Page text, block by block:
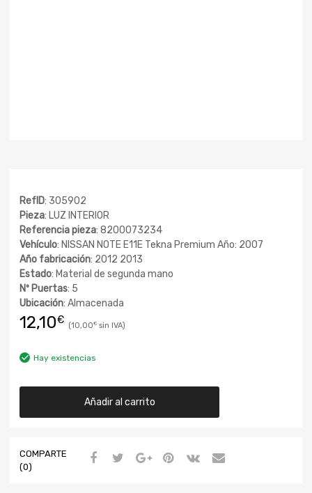
RefID: 305902
Pieza: LUZ INTERIOR
Referencia pieza: 8200073234
Vehículo: NISSAN NOTE E11E Tekna Premium Año: 2007
Año fabricación: 2012 2013
Estado: Material de segunda mano
Nº Puertas: 5
Ubicación: Almacenada
12,10€ 10,00€
Hay existencias
Añadir al carrito
COMPARTE
(0)